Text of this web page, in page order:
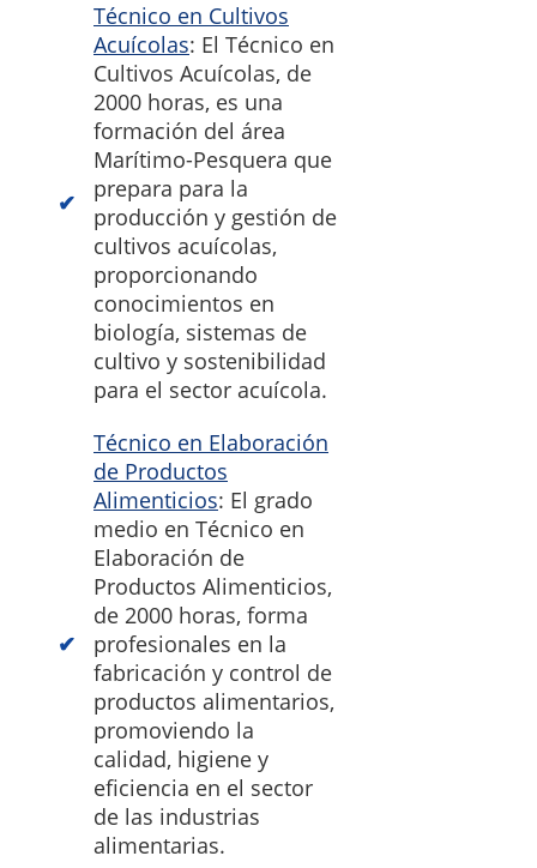
Técnico en Cultivos
Acuícolas: El Técnico en
Cultivos Acuícolas, de
2000 horas, es una
formación del área
Marítimo-Pesquera que
prepara para la
producción y gestión de
cultivos acuícolas,
proporcionando
conocimientos en
biología, sistemas de
cultivo y sostenibilidad
para el sector acuícola.
Técnico en Elaboración
de Productos
Alimenticios: El grado
medio en Técnico en
Elaboración de
Productos Alimenticios,
de 2000 horas, forma
profesionales en la
fabricación y control de
productos alimentarios,
promoviendo la
calidad, higiene y
eficiencia en el sector
de las industrias
alimentarias.